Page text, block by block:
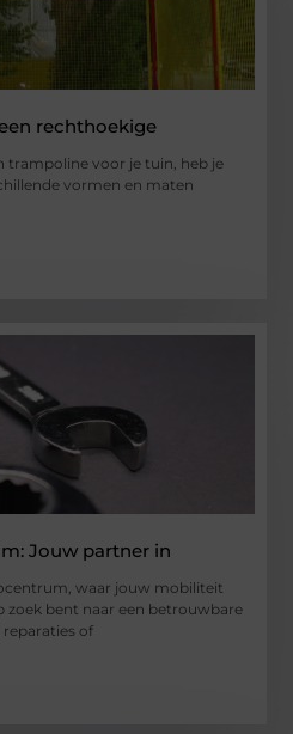
rechthoekige
trampoline voor je tuin, heb je
vormen en maten
Jouw partner in
waar jouw mobiliteit
zoek bent naar een betrouwbare
of